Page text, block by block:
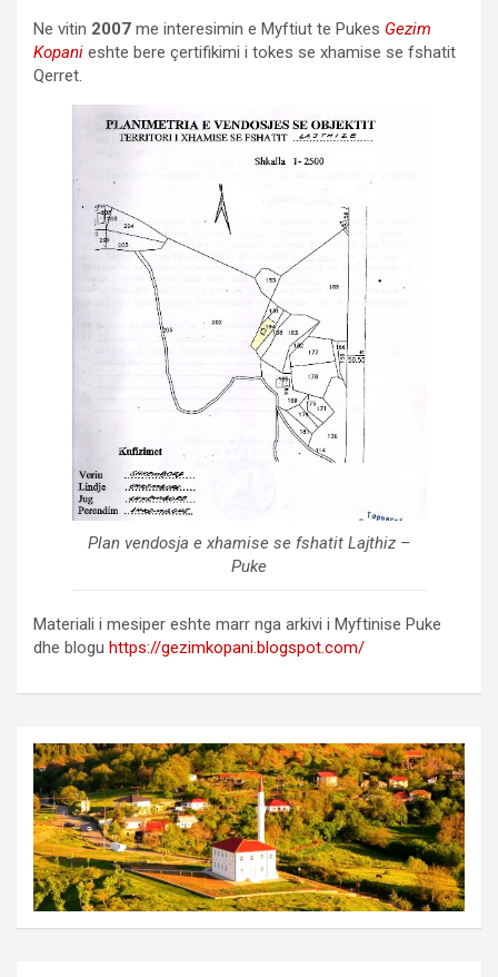
Ne vitin 2007 me interesimin e Myftiut te Pukes Gezim
Kopani eshte bere çertifikimi i tokes se xhamise se fshatit
Qerret.
Plan vendosja e xhamise se fshatit Lajthiz –
Puke
Materiali i mesiper eshte marr nga arkivi i Myftinise Puke
dhe blogu https://gezimkopani.blogspot.com/